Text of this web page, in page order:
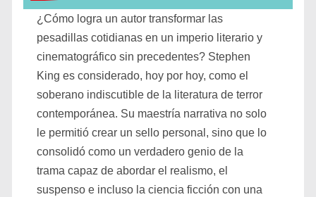
¿Cómo logra un autor transformar las
pesadillas cotidianas en un imperio literario y
cinematográfico sin precedentes? Stephen
King es considerado, hoy por hoy, como el
soberano indiscutible de la literatura de terror
contemporánea. Su maestría narrativa no solo
le permitió crear un sello personal, sino que lo
consolidó como un verdadero genio de la
trama capaz de abordar el realismo, el
suspenso e incluso la ciencia ficción con una